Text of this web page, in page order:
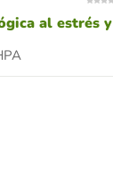
al estrés y